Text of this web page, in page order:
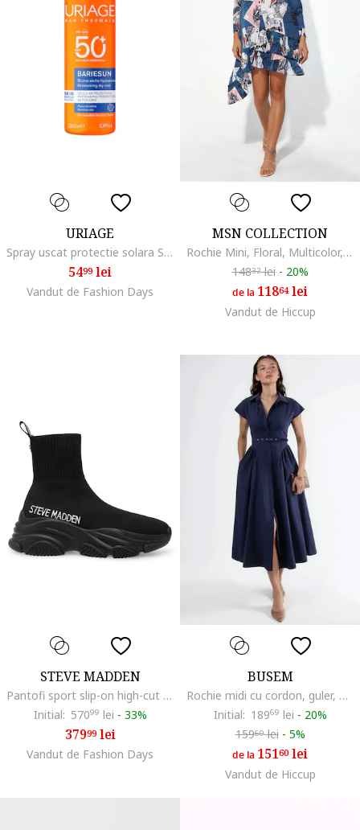
URIAGE
Spray uscat protectie solara SPF50+ Bariesun, 200 ml
5499lei
Vandut de Fashion Days
MSN COLLECTION
Rochie Mini, Floral, Multicolor, Sifon, Maneci lungi
14832lei - 20%
de la 11864lei
Vandut de Hiccup
STEVE MADDEN
Pantofi sport slip-on high-cut cu model soseta Prodigy, Negru
Initial: 57099 lei - 33%
37999lei
Vandut de Fashion Days
BUSEM
Rochie midi cu cordon, guler, Bleumarin
Initial: 18969 lei - 20%
15960lei - 5%
de la 15160lei
Vandut de Hiccup